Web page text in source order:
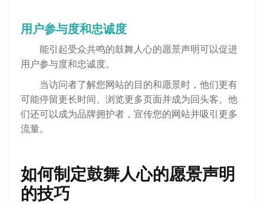
用户参与度和忠诚度
能引起受众共鸣的鼓舞人心的愿景声明可以促进
用户参与度和忠诚度。
当访问者了解您网站的目的和愿景时，他们更有
可能停留更长时间、浏览更多页面并成为回头客。他
们还可以成为品牌拥护者，宣传您的网站并吸引更多
流量。
如何制定鼓舞人心的愿景声明
的技巧